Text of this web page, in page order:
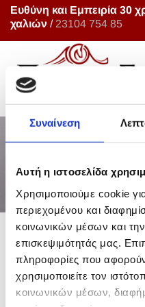
Συναίνεση
Αυτή η ιστοσελίδα
Χρησιμοποιούμε cookie
περιεχομένου και
κοινωνικών μέσων και
επισκεψιμότητάς μας.
πληροφορίες που
χρησιμοποιείτε τον
κοινωνικών μέσων,
Ευθύνη και Εμπειρία 30
χαλιών / 23104 754 85
ΜΕΡΙΚΕΣ
ΕΠΙΠΛΕΟΝ